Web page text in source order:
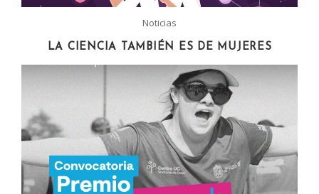
Noticias
LA CIENCIA TAMBIÉN ES DE MUJERES